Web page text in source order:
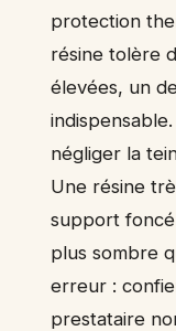
protection
résine tolère
élevées, un
négliger la
Une résine
support
plus sombre
erreur :
prestataire